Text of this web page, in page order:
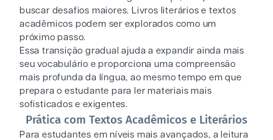
buscar desafios maiores. Livros literários e textos
acadêmicos podem ser explorados como um
próximo passo.
Essa transição gradual ajuda a expandir ainda mais
seu vocabulário e proporciona uma compreensão
mais profunda da língua, ao mesmo tempo em que
prepara o estudante para ler materiais mais
sofisticados e exigentes.
Prática com Textos Acadêmicos e Literários
Para estudantes em níveis mais avançados, a leitura